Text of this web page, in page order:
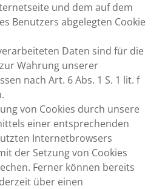
und dem auf dem
Benutzers abgelegten Cookie
Daten sind für die
Wahrung unserer
nach Art. 6 Abs. 1 S. 1 lit. f
von Cookies durch unsere
einer entsprechenden
Internetbrowsers
der Setzung von Cookies
Ferner können bereits
über einen